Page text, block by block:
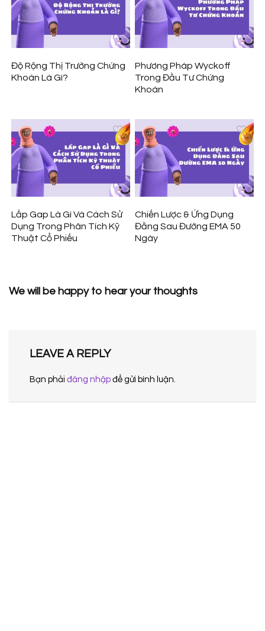
Độ Rộng Thị Trường Chứng
Khoán Là Gì?
Phương Pháp Wyckoff
Trong Đầu Tư Chứng
Khoán
Lấp Gap Là Gì Và Cách Sử
Dụng Trong Phân Tích Kỹ
Thuật Cổ Phiếu
Chiến Lược & Ứng Dụng
Đằng Sau Đường EMA 50
Ngày
We will be happy to hear your thoughts
LEAVE A REPLY
Bạn phải đăng nhập để gửi bình luận.